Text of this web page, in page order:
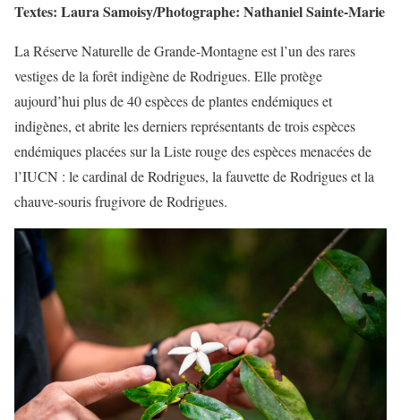
Textes: Laura Samoisy/Photographe: Nathaniel Sainte-Marie
La Réserve Naturelle de Grande-Montagne est l’un des rares
vestiges de la forêt indigène de Rodrigues. Elle protège
aujourd’hui plus de 40 espèces de plantes endémiques et
indigènes, et abrite les derniers représentants de trois espèces
endémiques placées sur la Liste rouge des espèces menacées de
l’IUCN : le cardinal de Rodrigues, la fauvette de Rodrigues et la
chauve-souris frugivore de Rodrigues.